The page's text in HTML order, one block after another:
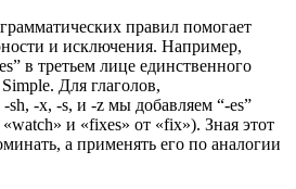
правил помогает
и исключения. Например,
в третьем лице единственного
Для глаголов,
-x, -s, и -z мы добавляем “-es”
и «fixes» от «fix»). Зная этот
а применять его по аналогии